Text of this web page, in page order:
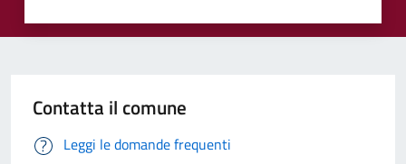
Contatta il comune
Leggi le domande frequenti